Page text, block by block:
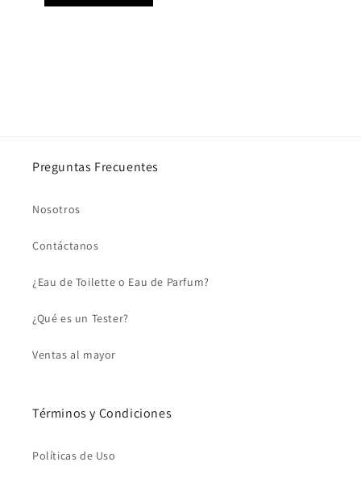
Preguntas Frecuentes
Nosotros
Contáctanos
¿Eau de Toilette o Eau de Parfum?
¿Qué es un Tester?
Ventas al mayor
Términos y Condiciones
Políticas de Uso